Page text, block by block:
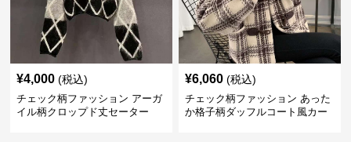
¥4,000 (税込)
チェック柄ファッション アーガ
イル柄クロップド丈セーター
¥6,060 (税込)
チェック柄ファッション あった
か格子柄ダッフルコート風カー